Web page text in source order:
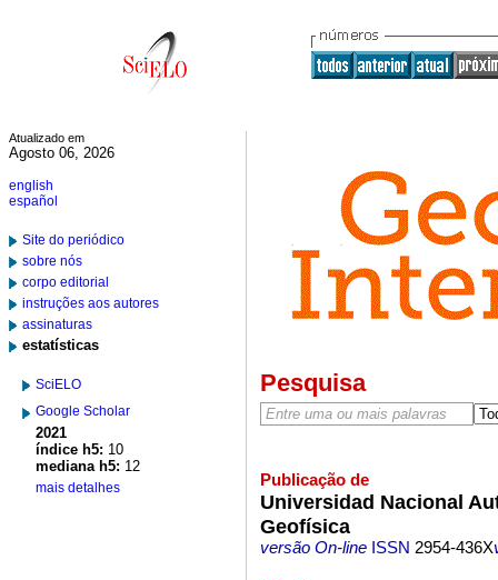
Atualizado em
Agosto 06, 2026
english
español
Site do periódico
sobre nós
corpo editorial
instruções aos autores
assinaturas
estatísticas
SciELO
Google Scholar
2021
índice h5: 10
mediana h5: 12
mais detalhes
Pesquisa
Publicação de
Universidad Nacional
Geofísica
versão On-lineISSN 2954-436X